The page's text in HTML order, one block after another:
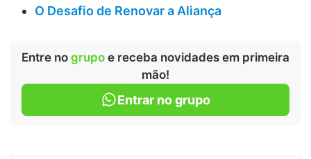
O Desafio de Renovar a Aliança
Entre no grupo e receba novidades em primeira
mão!
Entrar no grupo